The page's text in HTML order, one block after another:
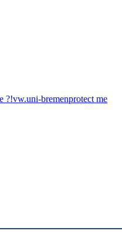
?!vw.uni-bremenprotect me